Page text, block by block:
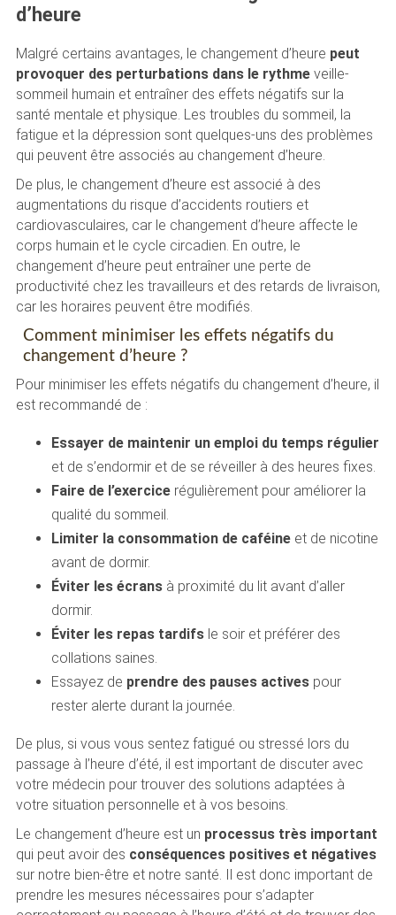
d’heure
Malgré certains avantages, le changement d’heure peut
provoquer des perturbations dans le rythmeveille-
sommeil humain et entraîner des effets négatifs sur la
santé mentale et physique. Les troubles du sommeil, la
fatigue et la dépression sont quelques-uns des problèmes
qui peuvent être associés au changement d’heure.
De plus, le changement d’heure est associé à des
augmentations du risque d’accidents routiers et
cardiovasculaires, car le changement d’heure affecte le
corps humain et le cycle circadien. En outre, le
changement d’heure peut entraîner une perte de
productivité chez les travailleurs et des retards de livraison,
car les horaires peuvent être modifiés.
Comment minimiser les effets négatifs du
changement d’heure ?
Pour minimiser les effets négatifs du changement d’heure, il
est recommandé de :
Essayer de maintenir un emploi du temps régulier
et de s’endormir et de se réveiller à des heures fixes.
Faire de l’exercicerégulièrement pour améliorer la
qualité du sommeil.
Limiter la consommation de caféineet de nicotine
avant de dormir.
Éviter les écransà proximité du lit avant d’aller
dormir.
Éviter les repas tardifsle soir et préférer des
collations saines.
Essayez de prendre des pauses activespour
rester alerte durant la journée.
De plus, si vous vous sentez fatigué ou stressé lors du
passage à l’heure d’été, il est important de discuter avec
votre médecin pour trouver des solutions adaptées à
votre situation personnelle et à vos besoins.
Le changement d’heure est un processus très important
qui peut avoir des conséquences positives et négatives
sur notre bien-être et notre santé. Il est donc important de
prendre les mesures nécessaires pour s’adapter